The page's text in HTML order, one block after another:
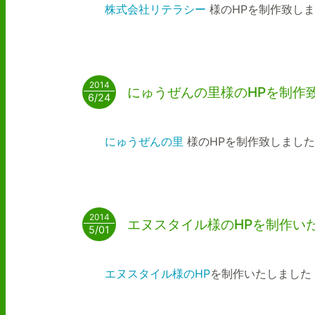
株式会社リテラシー 様のHPを制作致しま
にゅうぜんの里様のHPを制作
2014
6/24
にゅうぜんの里 様のHPを制作致しました
エヌスタイル様のHPを制作い
2014
5/01
エヌスタイル様のHPを制作いたしました